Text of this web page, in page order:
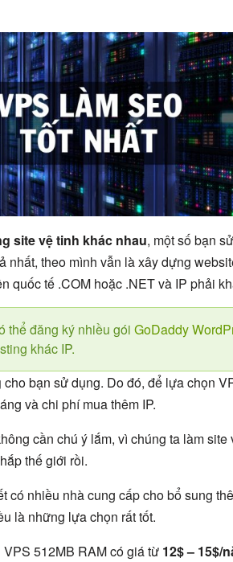
site vệ tinh khác nhau, một số bạn
nhất, theo mình vẫn là xây dựng
quốc tế .COM hoặc .NET và IP phải
thể đăng ký nhiều gói GoDaddy
khác IP.
cho bạn sử dụng. Do đó, để lựa chọn
và chi phí mua thêm IP.
cần chú ý lắm, vì chúng ta làm
thế giới rồi.
có nhiều nhà cung cấp cho bổ sung
là những lựa chọn rất tốt.
512MB RAM có giá từ 12$ – 15$/